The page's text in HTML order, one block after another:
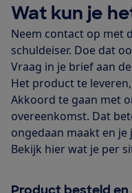
Wat kun je
Neem contact op met
schuldeiser. Doe dat
Vraag in je brief aan
Het product te
Akkoord te gaan met
overeenkomst. Dat
ongedaan maakt en je
Bekijk hier wat je per